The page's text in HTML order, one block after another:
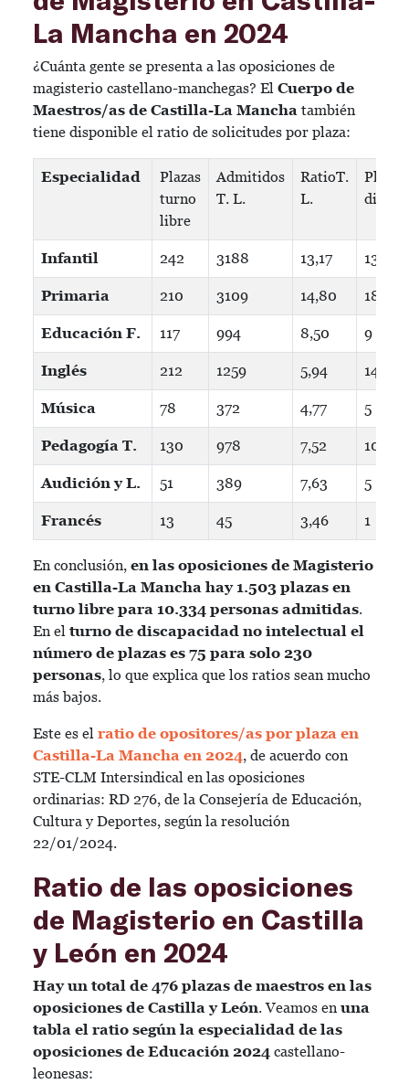
La Mancha en 2024
¿Cuánta gente se presenta a las oposiciones de
magisterio castellano-manchegas? El Cuerpo de
Maestros/as de Castilla-La Mancha también
tiene disponible el ratio de solicitudes por plaza:
Especialidad
Plazas
turno
libre
Admitidos
T. L.
RatioT.
L.
Plaza
disc.
Infantil 242 3188 13,17 13
Primaria 210 3109 14,80 18
Educación F. 117 994 8,50 9
Inglés 212 1259 5,94 14
Música 78 372 4,77 5
Pedagogía T. 130 978 7,52 10
Audición y L. 51 389 7,63 5
Francés 13 45 3,46 1
En conclusión, en las oposiciones de Magisterio
en Castilla-La Mancha hay 1.503 plazas en
turno libre para 10.334 personas admitidas.
En el turno de discapacidad no intelectual el
número de plazas es 75 para solo 230
personas, lo que explica que los ratios sean mucho
más bajos.
Este es el ratio de opositores/as por plaza en
Castilla-La Mancha en 2024, de acuerdo con
STE-CLM Intersindical en las oposiciones
ordinarias: RD 276, de la Consejería de Educación,
Cultura y Deportes, según la resolución
22/01/2024.
Ratio de las oposiciones
de Magisterio en Castilla
y León en 2024
Hay un total de 476 plazas de maestros en las
oposiciones de Castilla y León. Veamos en una
tabla el ratio según la especialidad de las
oposiciones de Educación 2024 castellano-
leonesas: